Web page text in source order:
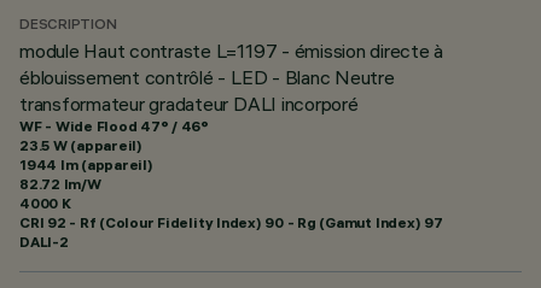
DESCRIPTION
module Haut contraste L=1197 - émission directe à
éblouissement contrôlé - LED - Blanc Neutre
transformateur gradateur DALI incorporé
WF - Wide Flood 47° / 46°
23.5 W (appareil)
1944 lm (appareil)
82.72 lm/W
4000 K
CRI 92 - Rf (Colour Fidelity Index) 90 - Rg (Gamut Index) 97
DALI-2